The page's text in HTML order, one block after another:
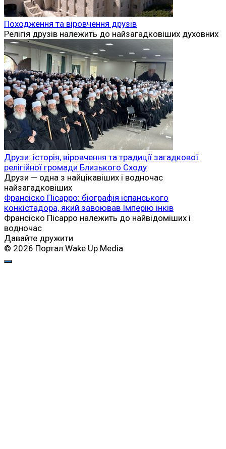
Походження та віровчення друзів
Релігія друзів належить до найзагадковіших духовних
Друзи: історія, віровчення та традиції загадкової
релігійної громади Близького Сходу
Друзи — одна з найцікавіших і водночас
найзагадковіших
Франсіско Пісарро: біографія іспанського
конкістадора, який завоював Імперію інків
Франсіско Пісарро належить до найвідоміших і
водночас
Давайте дружити
© 2026 Портал Wake Up Media